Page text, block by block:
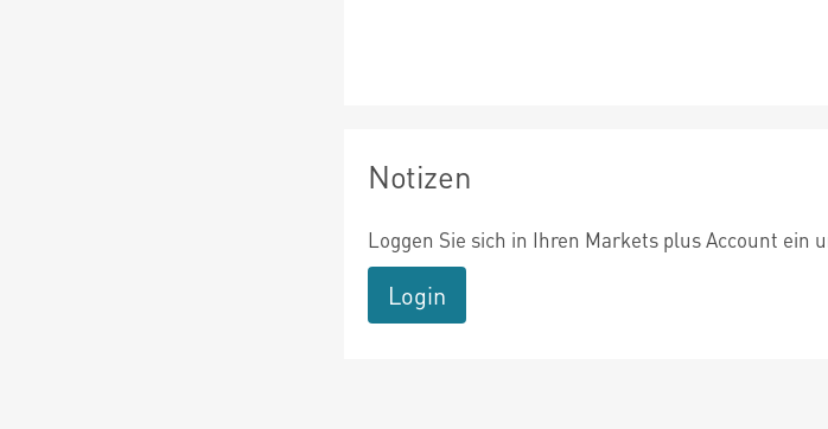
Notizen
Loggen Sie sich in Ihren Markets plus Account ein
Login